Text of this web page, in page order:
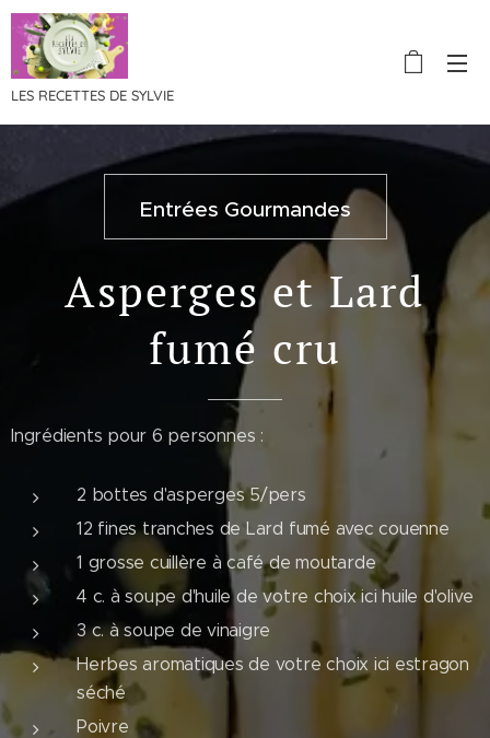
LES RECETTES DE SYLVIE
Entrées Gourmandes
Asperges et Lard
fumé cru
Ingrédients pour 6 personnes :
2 bottes d'asperges 5/pers
12 fines tranches de Lard fumé avec couenne
1 grosse cuillère à café de moutarde
4 c. à soupe d'huile de votre choix ici huile d'olive
3 c. à soupe de vinaigre
Herbes aromatiques de votre choix ici estragon
séché
Poivre